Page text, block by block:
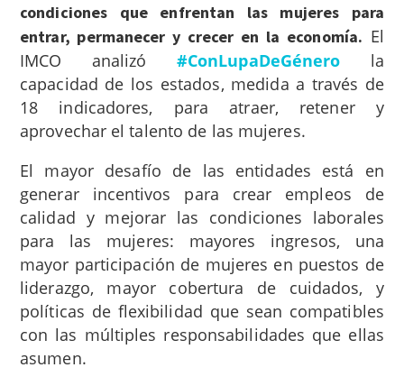
condiciones que enfrentan las mujeres para
entrar, permanecer y crecer en la economía. El
IMCO analizó #ConLupaDeGénero la
capacidad de los estados, medida a través de
18 indicadores, para atraer, retener y
aprovechar el talento de las mujeres.
El mayor desafío de las entidades está en
generar incentivos para crear empleos de
calidad y mejorar las condiciones laborales
para las mujeres: mayores ingresos, una
mayor participación de mujeres en puestos de
liderazgo, mayor cobertura de cuidados, y
políticas de flexibilidad que sean compatibles
con las múltiples responsabilidades que ellas
asumen.